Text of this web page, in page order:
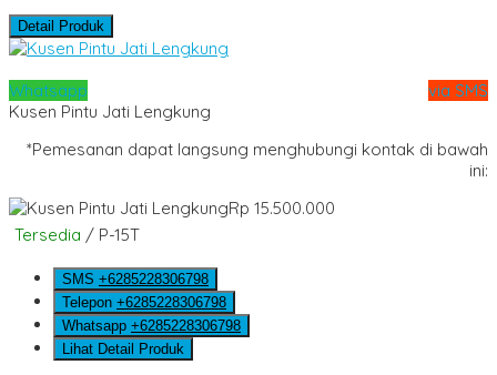
Detail Produk
Whatsapp
via SMS
Kusen Pintu Jati Lengkung
*Pemesanan dapat langsung menghubungi kontak di bawah
ini:
Rp 15.500.000
Tersedia / P-15T
SMS +6285228306798
Telepon +6285228306798
Whatsapp +6285228306798
Lihat Detail Produk